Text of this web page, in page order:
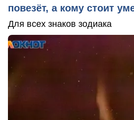
повезёт, а кому стоит
Для всех знаков зодиака